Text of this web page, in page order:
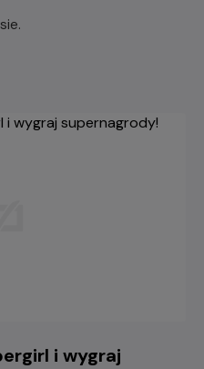
i wygraj